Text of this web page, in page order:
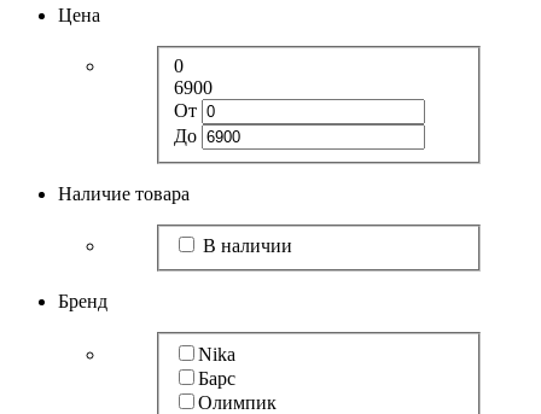
Цена
0
6900
От
До
Наличие товара
В наличии
Бренд
Nika
Барс
Олимпик